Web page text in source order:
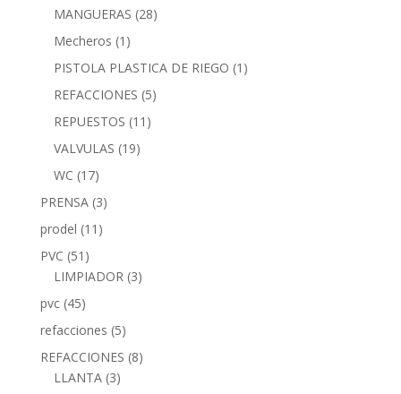
MANGUERAS (28)
Mecheros (1)
PISTOLA PLASTICA DE RIEGO (1)
REFACCIONES (5)
REPUESTOS (11)
VALVULAS (19)
WC (17)
PRENSA (3)
prodel (11)
PVC (51)
LIMPIADOR (3)
pvc (45)
refacciones (5)
REFACCIONES (8)
LLANTA (3)